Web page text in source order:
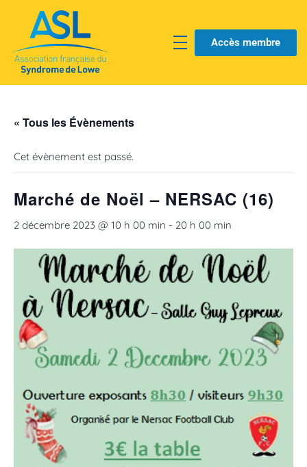
Accès membre
« Tous les Évènements
Cet évènement est passé.
Marché de Noël – NERSAC (16)
2 décembre 2023 @ 10 h 00 min - 20 h 00 min